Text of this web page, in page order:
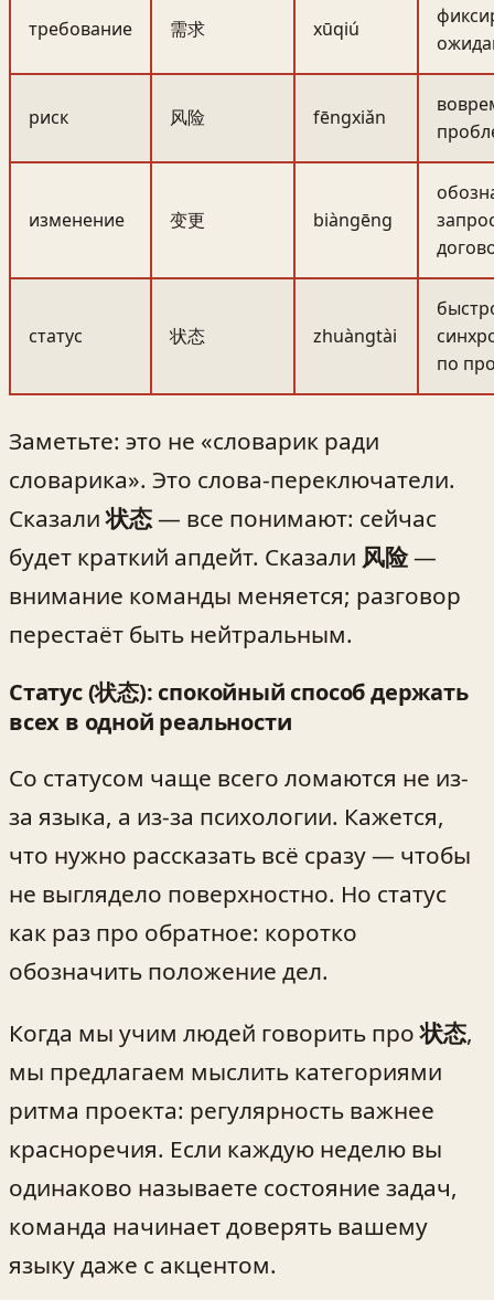
требование 需求 xūqiú
риск 风险 fēngxiǎn
изменение 变更 biàngēng
статус 状态 zhuàngtài
по
Заметьте: это не «словарик ради
словарика». Это слова-переключатели.
Сказали状态— все понимают: сейчас
будет краткий апдейт. Сказали 风险—
внимание команды меняется; разговор
перестаёт быть нейтральным.
Статус (状态): спокойный способ держать
всех в одной реальности
Со статусом чаще всего ломаются не из-
за языка, а из-за психологии. Кажется,
что нужно рассказать всё сразу — чтобы
не выглядело поверхностно. Но статус
как раз про обратное: коротко
обозначить положение дел.
Когда мы учим людей говорить про状态,
мы предлагаем мыслить категориями
ритма проекта: регулярность важнее
красноречия. Если каждую неделю вы
одинаково называете состояние задач,
команда начинает доверять вашему
языку даже с акцентом.